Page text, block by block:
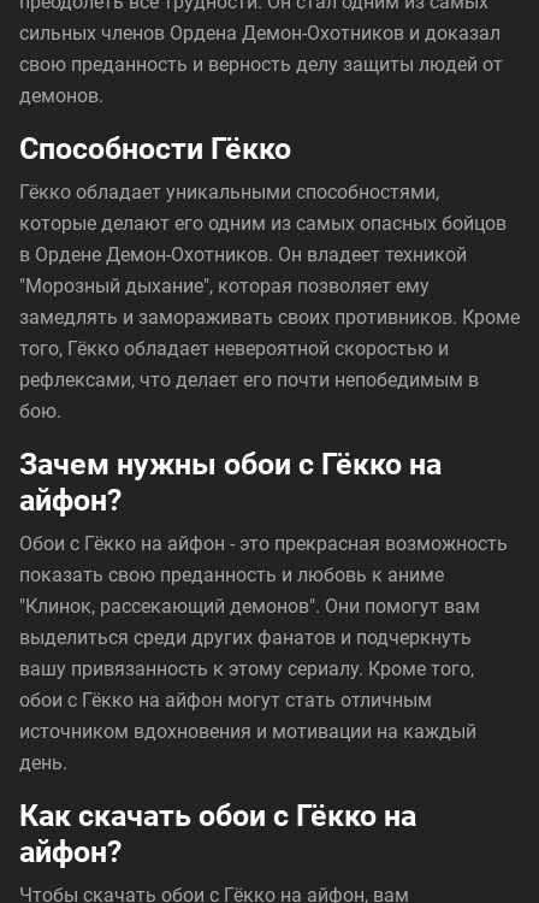
сильных членов Ордена Демон-Охотников и доказал
свою преданность и верность делу защиты людей от
демонов.
Способности Гёкко
Гёкко обладает уникальными способностями,
которые делают его одним из самых опасных бойцов
в Ордене Демон-Охотников. Он владеет техникой
"Морозный дыхание", которая позволяет ему
замедлять и замораживать своих противников. Кроме
того, Гёкко обладает невероятной скоростью и
рефлексами, что делает его почти непобедимым в
бою.
Зачем нужны обои с Гёкко на
айфон?
Обои с Гёкко на айфон - это прекрасная возможность
показать свою преданность и любовь к аниме
"Клинок, рассекающий демонов". Они помогут вам
выделиться среди других фанатов и подчеркнуть
вашу привязанность к этому сериалу. Кроме того,
обои с Гёкко на айфон могут стать отличным
источником вдохновения и мотивации на каждый
день.
Как скачать обои с Гёкко на
айфон?
Чтобы скачать обои с Гёкко на айфон, вам